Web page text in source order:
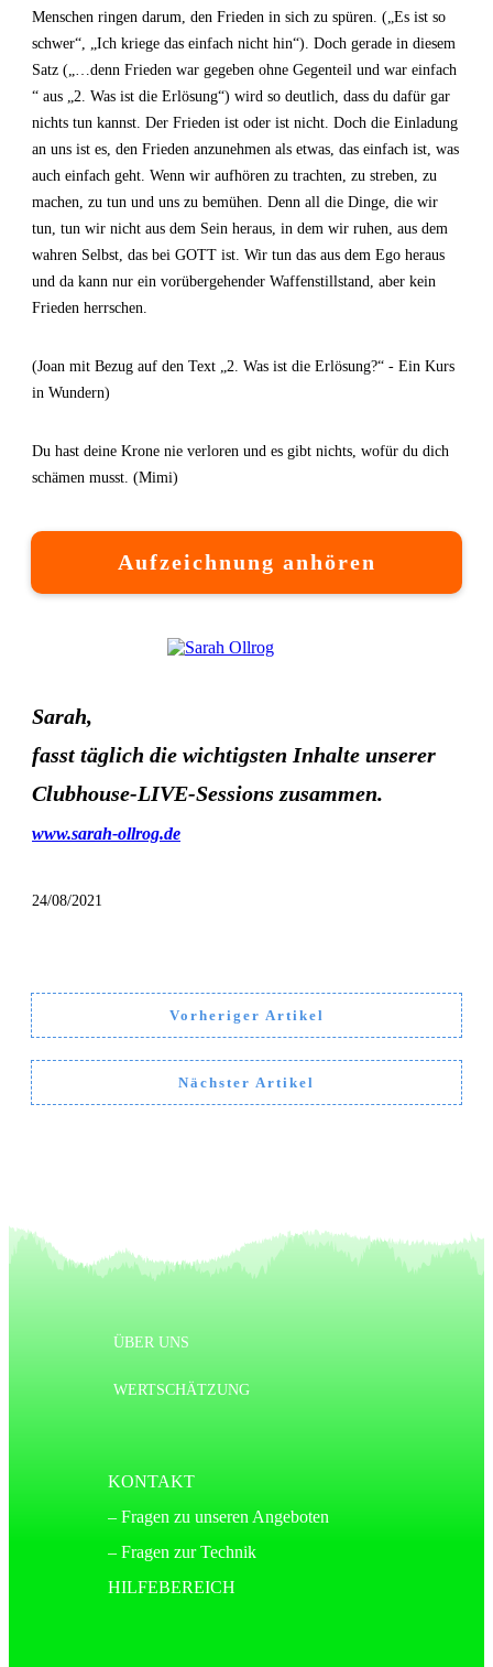
Menschen ringen darum, den Frieden in sich zu spüren. („Es ist so
schwer“, „Ich kriege das einfach nicht hin“). Doch gerade in diesem
Satz („…denn Frieden war gegeben ohne Gegenteil und war einfach
“ aus „2. Was ist die Erlösung“) wird so deutlich, dass du dafür gar
nichts tun kannst. Der Frieden ist oder ist nicht. Doch die Einladung
an uns ist es, den Frieden anzunehmen als etwas, das einfach ist, was
auch einfach geht. Wenn wir aufhören zu trachten, zu streben, zu
machen, zu tun und uns zu bemühen. Denn all die Dinge, die wir
tun, tun wir nicht aus dem Sein heraus, in dem wir ruhen, aus dem
wahren Selbst, das bei GOTT ist. Wir tun das aus dem Ego heraus
und da kann nur ein vorübergehender Waffenstillstand, aber kein
Frieden herrschen.
(Joan mit Bezug auf den Text „2. Was ist die Erlösung?“ - Ein Kurs
in Wundern)
Du hast deine Krone nie verloren und es gibt nichts, wofür du dich
schämen musst. (Mimi)
Aufzeichnung anhören
Sarah,
fasst täglich die wichtigsten Inhalte unserer
Clubhouse-LIVE-Sessions zusammen.
www.sarah-ollrog.de
24/08/2021
Vorheriger Artikel
Nächster Artikel
ÜBER UNS
WERTSCHÄTZUNG
KONTAKT
– Fragen zu unseren Angeboten
– Fragen zur Technik
HILFEBEREICH